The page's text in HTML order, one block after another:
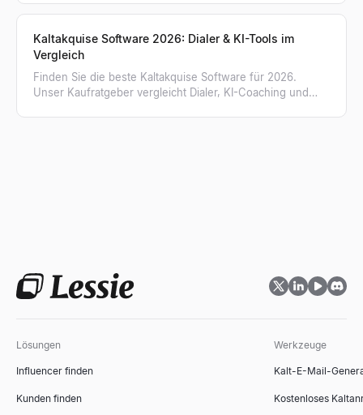
Kaltakquise Software 2026: Dialer & KI-Tools im
Vergleich
Finden Sie die beste Kaltakquise Software für 2026.
Unser Kaufratgeber vergleicht Dialer, KI-Coaching und
Lösungen
Influencer finden
Kunden finden
Werkzeuge
Kalt-E-Mail-
Kostenloses